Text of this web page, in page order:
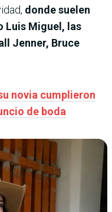
donde suelen
Luis Miguel, las
Jenner, Bruce
novia cumplieron
de boda